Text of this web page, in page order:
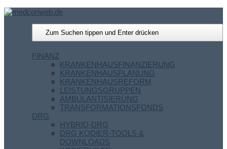
FINANZ
KRANKENHAUSFINANZIERUNG
KRANKENHAUSPLANUNG
KRANKENHAUSREFORM
LEISTUNGSGRUPPEN
AMBULANTISIERUNG
TRANSFORMATIONSFONDS
DRG
HYBRID-DRG
DRG KODIER-TOOLS &
DOWNLOADS